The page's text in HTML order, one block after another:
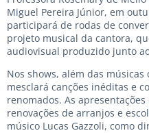
Miguel Pereira Júnior, em
participará de rodas de
projeto musical da cantora,
audiovisual produzido junto
Nos shows, além das músicas
mesclará canções inéditas e
renomados. As
renovações de arranjos e
músico Lucas Gazzoli, como